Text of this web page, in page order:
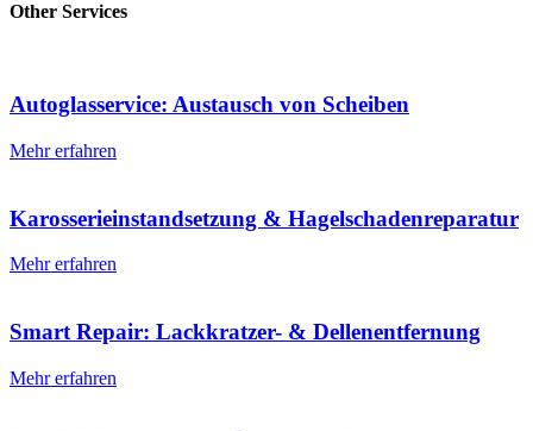
Other Services
Autoglasservice: Austausch von Scheiben
Mehr erfahren
Karosserieinstandsetzung & Hagelschadenreparatur
Mehr erfahren
Smart Repair: Lackkratzer- & Dellenentfernung
Mehr erfahren